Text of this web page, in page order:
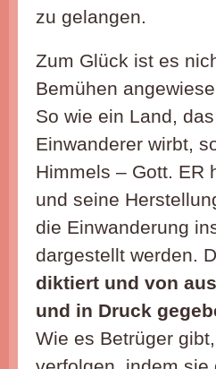
zu gelangen.
Zum Glück ist es
Bemühen
So wie ein Land,
Einwanderer wirbt,
Himmels – Gott. ER
und seine
die Einwanderung
dargestellt werden.
diktiert und von
und in Druck
Wie es Betrüger